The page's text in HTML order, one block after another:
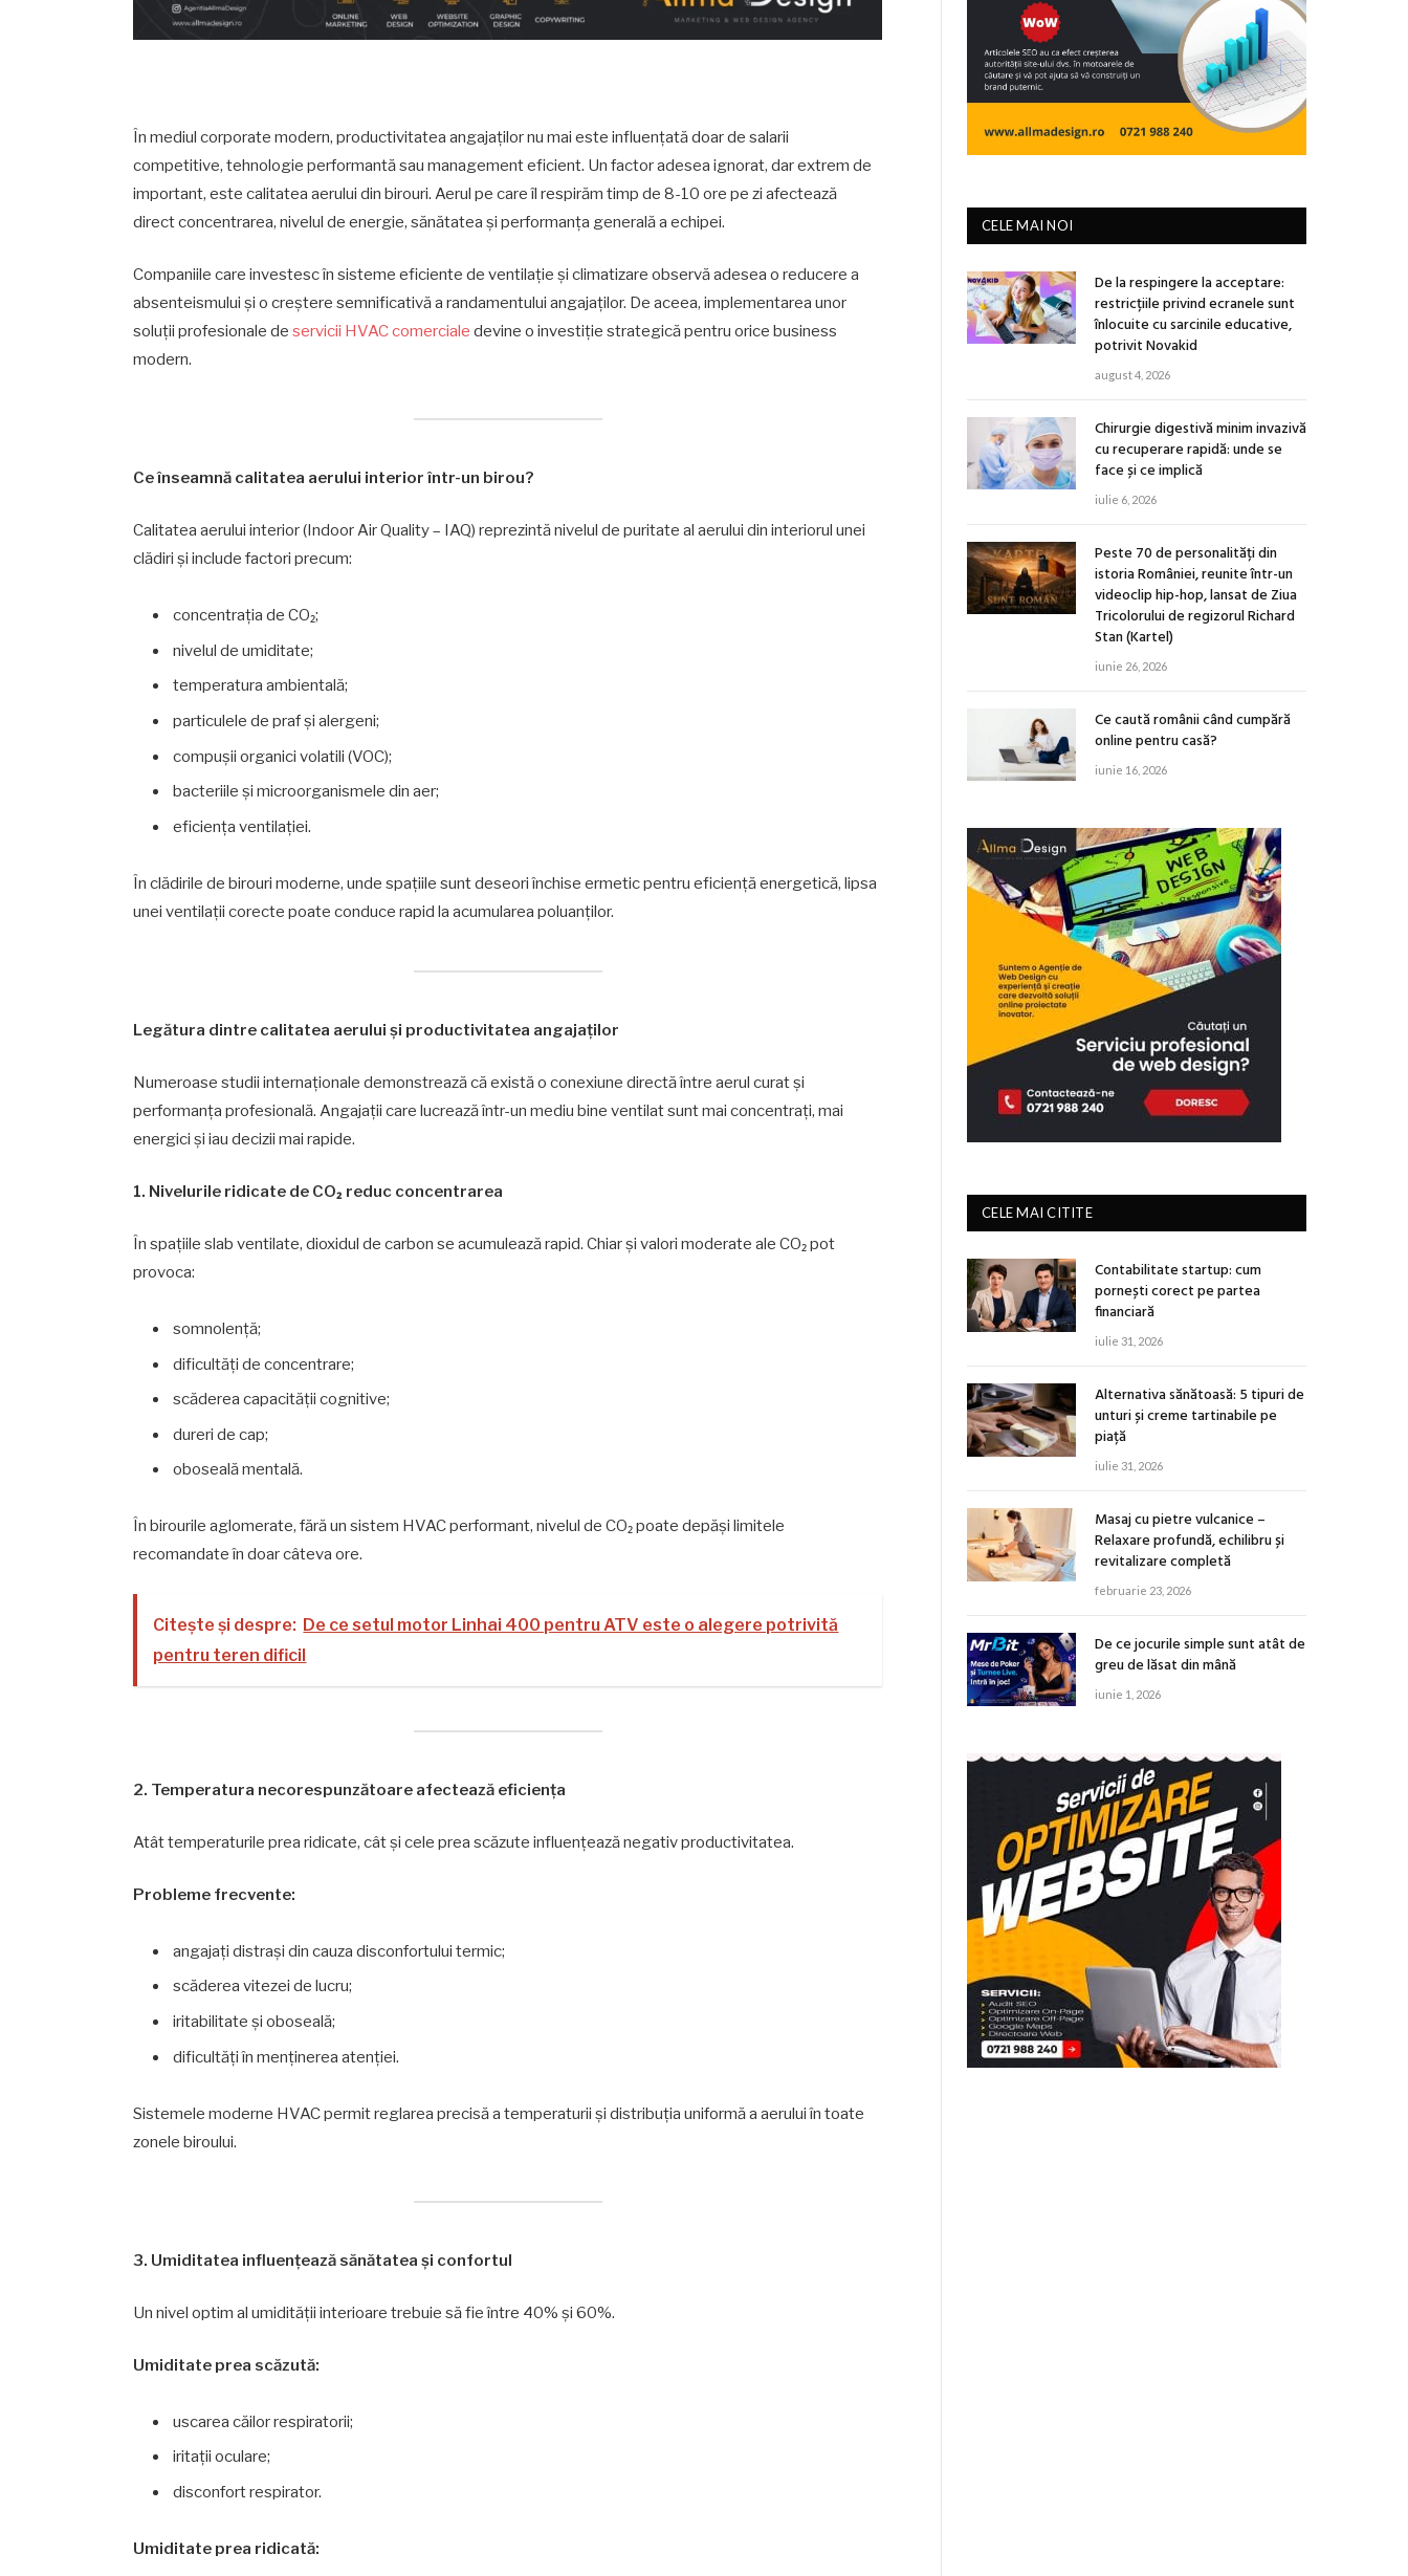
În mediul corporate modern, productivitatea angajaților nu mai este influențată doar de salarii
competitive, tehnologie performantă sau management eficient. Un factor adesea ignorat, dar extrem de
important, este calitatea aerului din birouri. Aerul pe care îl respirăm timp de 8-10 ore pe zi afectează
direct concentrarea, nivelul de energie, sănătatea și performanța generală a echipei.
Companiile care investesc în sisteme eficiente de ventilație și climatizare observă adesea o reducere a
absenteismului și o creștere semnificativă a randamentului angajaților. De aceea, implementarea unor
soluții profesionale deservicii HVAC comerciale devine o investiție strategică pentru orice business
modern.
Ce înseamnă calitatea aerului interior într-un birou?
Calitatea aerului interior (Indoor Air Quality – IAQ) reprezintă nivelul de puritate al aerului din interiorul unei
clădiri și include factori precum:
concentrația de CO₂;
nivelul de umiditate;
temperatura ambientală;
particulele de praf și alergeni;
compușii organici volatili (VOC);
bacteriile și microorganismele din aer;
eficiența ventilației.
În clădirile de birouri moderne, unde spațiile sunt deseori închise ermetic pentru eficiență energetică, lipsa
unei ventilații corecte poate conduce rapid la acumularea poluanților.
Legătura dintre calitatea aerului și productivitatea angajaților
Numeroase studii internaționale demonstrează că există o conexiune directă între aerul curat și
performanța profesională. Angajații care lucrează într-un mediu bine ventilat sunt mai concentrați, mai
energici și iau decizii mai rapide.
1. Nivelurile ridicate de CO₂ reduc concentrarea
În spațiile slab ventilate, dioxidul de carbon se acumulează rapid. Chiar și valori moderate ale CO₂ pot
provoca:
somnolență;
dificultăți de concentrare;
scăderea capacității cognitive;
dureri de cap;
oboseală mentală.
În birourile aglomerate, fără un sistem HVAC performant, nivelul de CO₂ poate depăși limitele
recomandate în doar câteva ore.
Citește și despre: De ce setul motor Linhai 400 pentru ATV este o alegere potrivită
pentru teren dificil
2. Temperatura necorespunzătoare afectează eficiența
Atât temperaturile prea ridicate, cât și cele prea scăzute influențează negativ productivitatea.
Probleme frecvente:
angajați distrași din cauza disconfortului termic;
scăderea vitezei de lucru;
iritabilitate și oboseală;
dificultăți în menținerea atenției.
Sistemele moderne HVAC permit reglarea precisă a temperaturii și distribuția uniformă a aerului în toate
zonele biroului.
3. Umiditatea influențează sănătatea și confortul
Un nivel optim al umidității interioare trebuie să fie între 40% și 60%.
Umiditate prea scăzută:
uscarea căilor respiratorii;
iritații oculare;
disconfort respirator.
Umiditate prea ridicată:
CELE MAI NOI
De la respingere la acceptare:
restricțiile privind ecranele sunt
înlocuite cu sarcinile educative,
potrivit Novakid
august 4, 2026
Chirurgie digestivă minim invazivă
cu recuperare rapidă: unde se
face și ce implică
iulie 6, 2026
Peste 70 de personalități din
istoria României, reunite într-un
videoclip hip-hop, lansat de Ziua
Tricolorului de regizorul Richard
Stan (Kartel)
iunie 26, 2026
Ce caută românii când cumpără
online pentru casă?
iunie 16, 2026
CELE MAI CITITE
Contabilitate startup: cum
pornești corect pe partea
financiară
iulie 31, 2026
Alternativa sănătoasă: 5 tipuri de
unturi și creme tartinabile pe
piață
iulie 31, 2026
Masaj cu pietre vulcanice –
Relaxare profundă, echilibru și
revitalizare completă
februarie 23, 2026
De ce jocurile simple sunt atât de
greu de lăsat din mână
iunie 1, 2026